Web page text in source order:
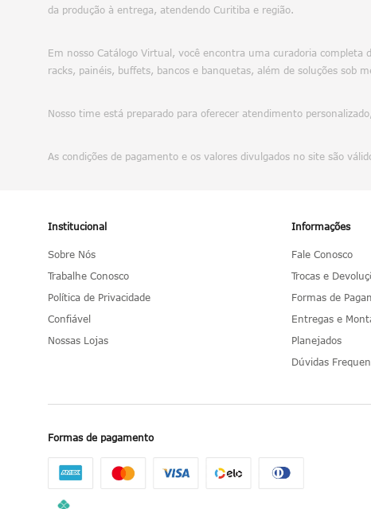
da produção à entrega, atendendo Curitiba e região.
Em nosso Catálogo Virtual, você encontra uma curadoria completa
racks, painéis, buffets, bancos e banquetas, além de soluções sob
Nosso time está preparado para oferecer atendimento
As condições de pagamento e os valores divulgados no site são
Institucional
Sobre Nós
Trabalhe Conosco
Política de Privacidade
Confiável
Nossas Lojas
Informações
Fale Conosco
Trocas e
Formas de
Entregas e
Planejados
Dúvidas
Formas de pagamento